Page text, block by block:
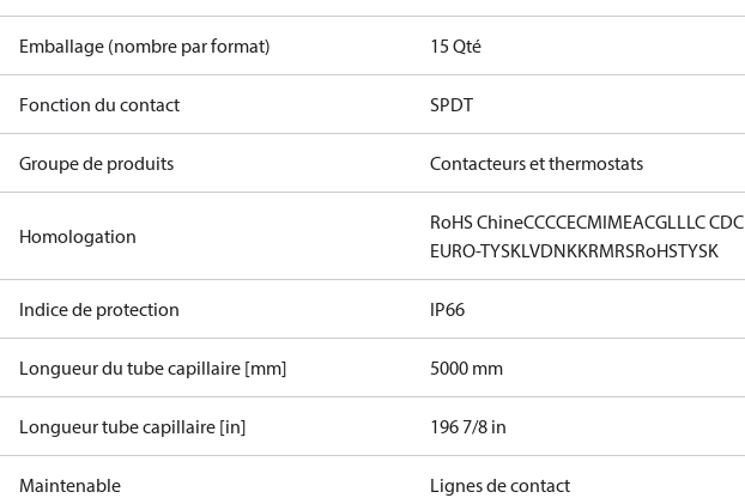
Emballage (nombre par format) 15 Qté
Fonction du contact SPDT
Groupe de produits Contacteurs et thermostats
Homologation
RoHS ChineCCCCECMIMEACGLLLC CDC
EURO-TYSKLVDNKKRMRSRoHSTYSK
Indice de protection IP66
Longueur du tube capillaire [mm] 5000 mm
Longueur tube capillaire [in] 196 7/8 in
Maintenable Lignes de contact